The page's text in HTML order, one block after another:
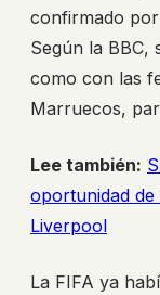
confirmado
Según la BBC,
como con las
Marruecos,
Lee también:
oportunidad
Liverpool
La FIFA ya